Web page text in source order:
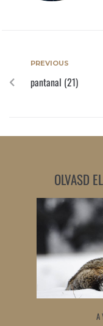
PREVIOUS
pantanal (21)
OLVASD
A